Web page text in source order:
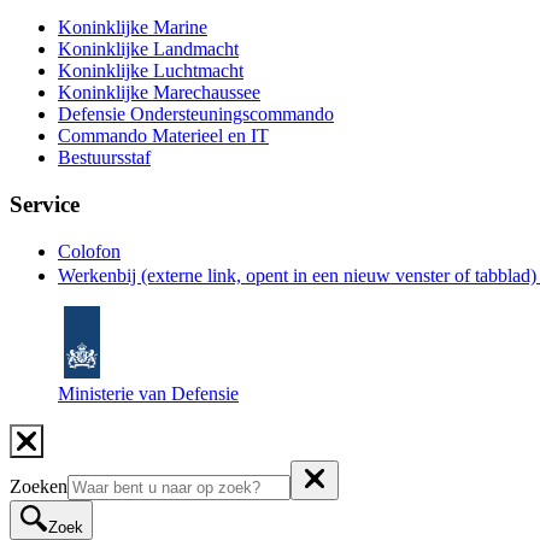
Koninklijke Marine
Koninklijke Landmacht
Koninklijke Luchtmacht
Koninklijke Marechaussee
Defensie Ondersteuningscommando
Commando Materieel en IT
Bestuursstaf
Service
Colofon
Werkenbij (externe link, opent in een nieuw venster of tabblad)
Ministerie van Defensie
Zoeken
Zoek